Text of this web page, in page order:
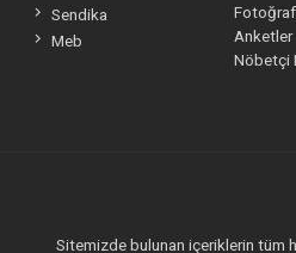
Sendika
Meb
Anketler
Nöbetçi
Sitemizde bulunan içeriklerin tüm